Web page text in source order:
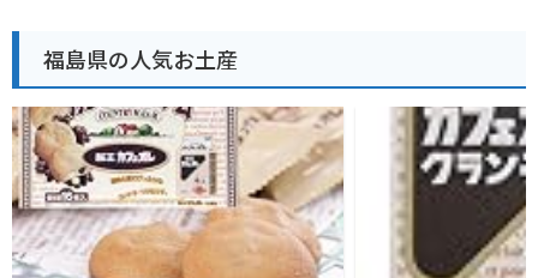
福島県の人気お土産